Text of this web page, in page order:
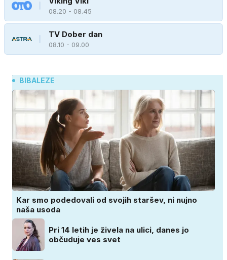
08.20 - 08.45
TV Dober dan
08.10 - 09.00
BIBALEZE
Kar smo podedovali od svojih staršev, ni nujno
naša usoda
Pri 14 letih je živela na ulici, danes jo
občuduje ves svet